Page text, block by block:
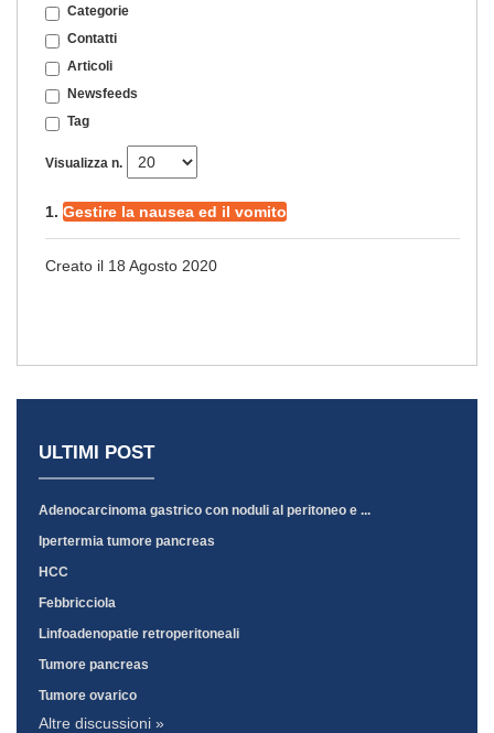
Categorie
Contatti
Articoli
Newsfeeds
Tag
Visualizza n.
1. Gestire la nausea ed il vomito
Creato il 18 Agosto 2020
ULTIMI POST
Adenocarcinoma gastrico con noduli al peritoneo e ...
Ipertermia tumore pancreas
HCC
Febbricciola
Linfoadenopatie retroperitoneali
Tumore pancreas
Tumore ovarico
Altre discussioni »